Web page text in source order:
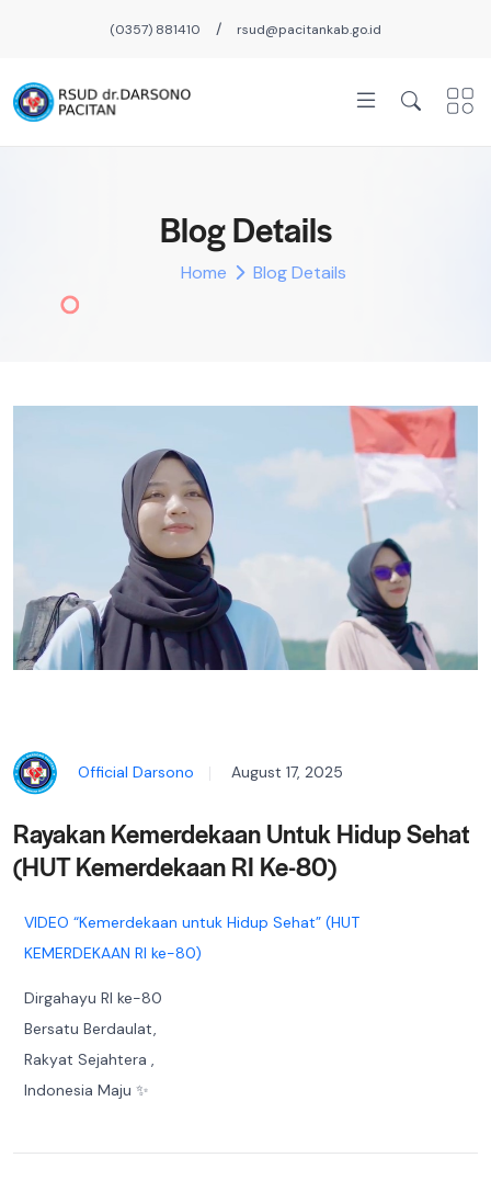
(0357) 881410 / rsud@pacitankab.go.id
Blog Details
Home Blog Details
Official Darsono August 17, 2025
Rayakan Kemerdekaan Untuk Hidup Sehat
(HUT Kemerdekaan RI Ke-80)
VIDEO “Kemerdekaan untuk Hidup Sehat” (HUT
KEMERDEKAAN RI ke-80)
Dirgahayu RI ke-80
Bersatu Berdaulat,
Rakyat Sejahtera ,
Indonesia Maju ✨